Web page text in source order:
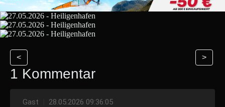
< >
1 Kommentar
Gast 28.05.2026 09:36:05